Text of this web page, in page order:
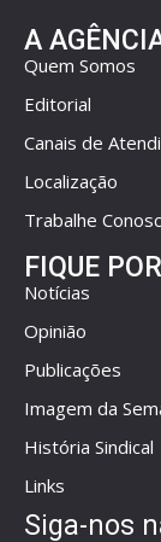
A
Quem Somos
Editorial
Canais de
Localização
Trabalhe
FIQUE
Notícias
Opinião
Publicações
Imagem da
História Sindical
Links
Siga-nos